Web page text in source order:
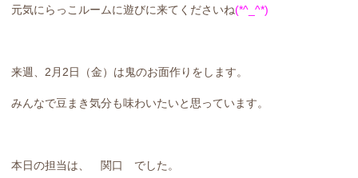
元気にらっこルームに遊びに来てくださいね(*^_^*)
来週、2月2日（金）は鬼のお面作りをします。
みんなで豆まき気分も味わいたいと思っています。
本日の担当は、 関口 でした。